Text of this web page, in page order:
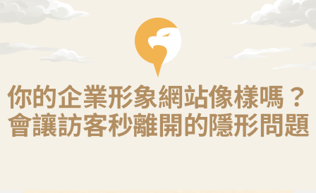
你的企業形象網站像樣嗎？
會讓訪客秒離開的隱形問題